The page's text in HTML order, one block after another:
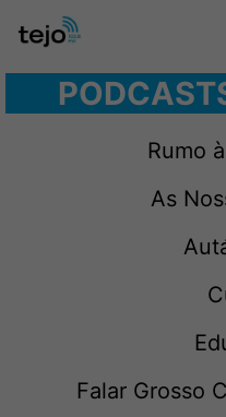
Rumo
As
Falar Grosso